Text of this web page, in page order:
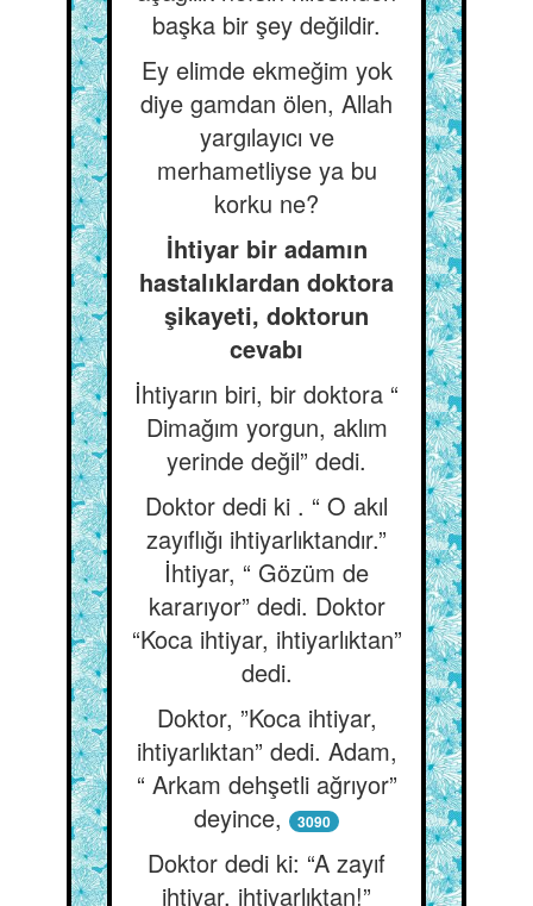
başka bir şey değildir.
Ey elimde ekmeğim yok
diye gamdan ölen, Allah
yargılayıcı ve
merhametliyse ya bu
korku ne?
İhtiyar bir adamın
hastalıklardan doktora
şikayeti, doktorun
cevabı
İhtiyarın biri, bir doktora “
Dimağım yorgun, aklım
yerinde değil” dedi.
Doktor dedi ki . “ O akıl
zayıflığı ihtiyarlıktandır.”
İhtiyar, “ Gözüm de
kararıyor” dedi. Doktor
“Koca ihtiyar, ihtiyarlıktan”
dedi.
Doktor, ”Koca ihtiyar,
ihtiyarlıktan” dedi. Adam,
“ Arkam dehşetli ağrıyor”
deyince,
3090
Doktor dedi ki: “A zayıf
ihtiyar, ihtiyarlıktan!”